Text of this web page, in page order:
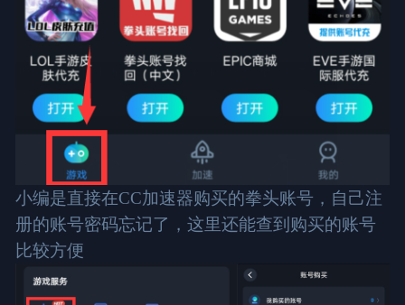
小编是直接在CC加速器购买的拳头账号，自己注
册的账号密码忘记了，这里还能查到购买的账号
比较方便